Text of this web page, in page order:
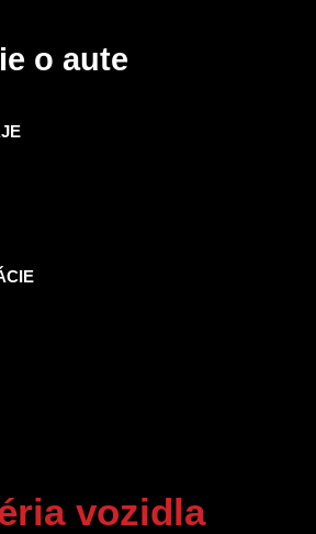
o aute
vozidla